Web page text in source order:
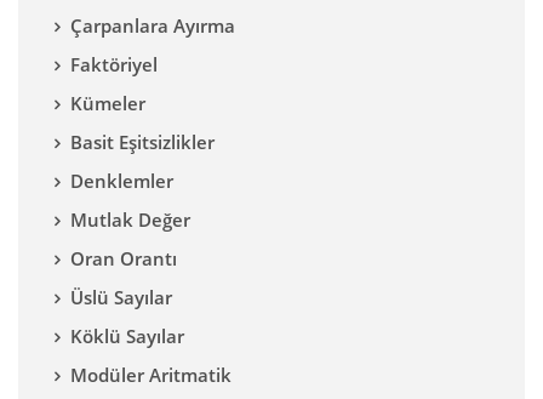
Çarpanlara Ayırma
Faktöriyel
Kümeler
Basit Eşitsizlikler
Denklemler
Mutlak Değer
Oran Orantı
Üslü Sayılar
Köklü Sayılar
Modüler Aritmatik